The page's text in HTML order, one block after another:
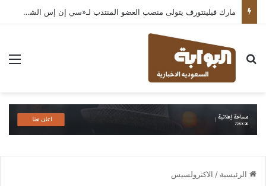
مارك فيلينتورف يتولى منصب العضو المنتدب لـ«سي إن إس الشرق الأوسط» ويشرف على شركات قطاع التكنولوجيا ضمن مجموعة غباش
بحث عن
الرئيسية / الاكترولسيس